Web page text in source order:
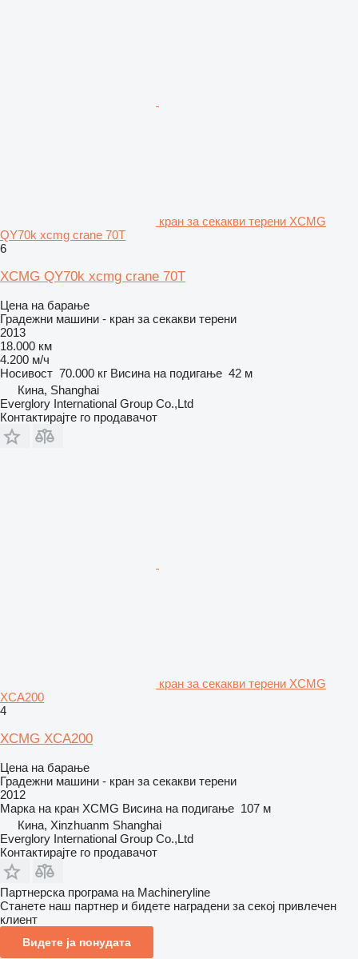
кран за секакви терени XCMG
QY70k xcmg crane 70T
6
XCMG QY70k xcmg crane 70T
Цена на барање
Градежни машини - кран за секакви терени
2013
18.000 км
4.200 м/ч
Носивост 70.000 кг Висина на подигање 42 м
Кина, Shanghai
Everglory International Group Co.,Ltd
Контактирајте го продавачот
кран за секакви терени XCMG
XCA200
4
XCMG XCA200
Цена на барање
Градежни машини - кран за секакви терени
2012
Марка на кран XCMG Висина на подигање 107 м
Кина, Xinzhuanm Shanghai
Everglory International Group Co.,Ltd
Контактирајте го продавачот
Партнерска програма на Machineryline
Станете наш партнер и бидете наградени за секој привлечен
клиент
Видете ја понудата